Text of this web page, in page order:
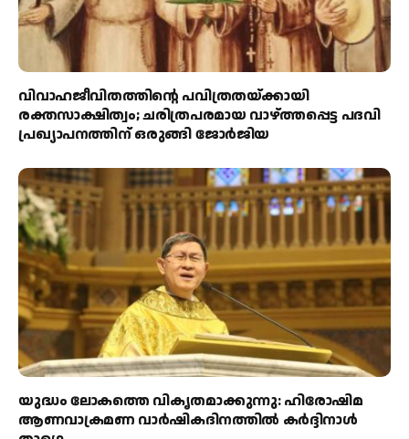
വിവാഹജീവിതത്തിന്റെ പവിത്രതയ്ക്കായി
രക്തസാക്ഷിത്വം; ചരിത്രപരമായ വാഴ്ത്തപ്പെട്ട പദവി
പ്രഖ്യാപനത്തിന് ഒരുങ്ങി ജോര്‍ജിയ
യുദ്ധം ലോകത്തെ വികൃതമാക്കുന്നു: ഹിരോഷിമ
ആണവാക്രമണ വാർഷികദിനത്തിൽ കർദ്ദിനാൾ